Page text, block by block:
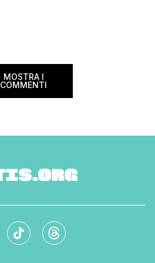
MOSTRA I
COMMENTI